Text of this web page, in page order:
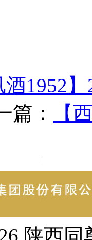
酒1952
：
【
|
陕西